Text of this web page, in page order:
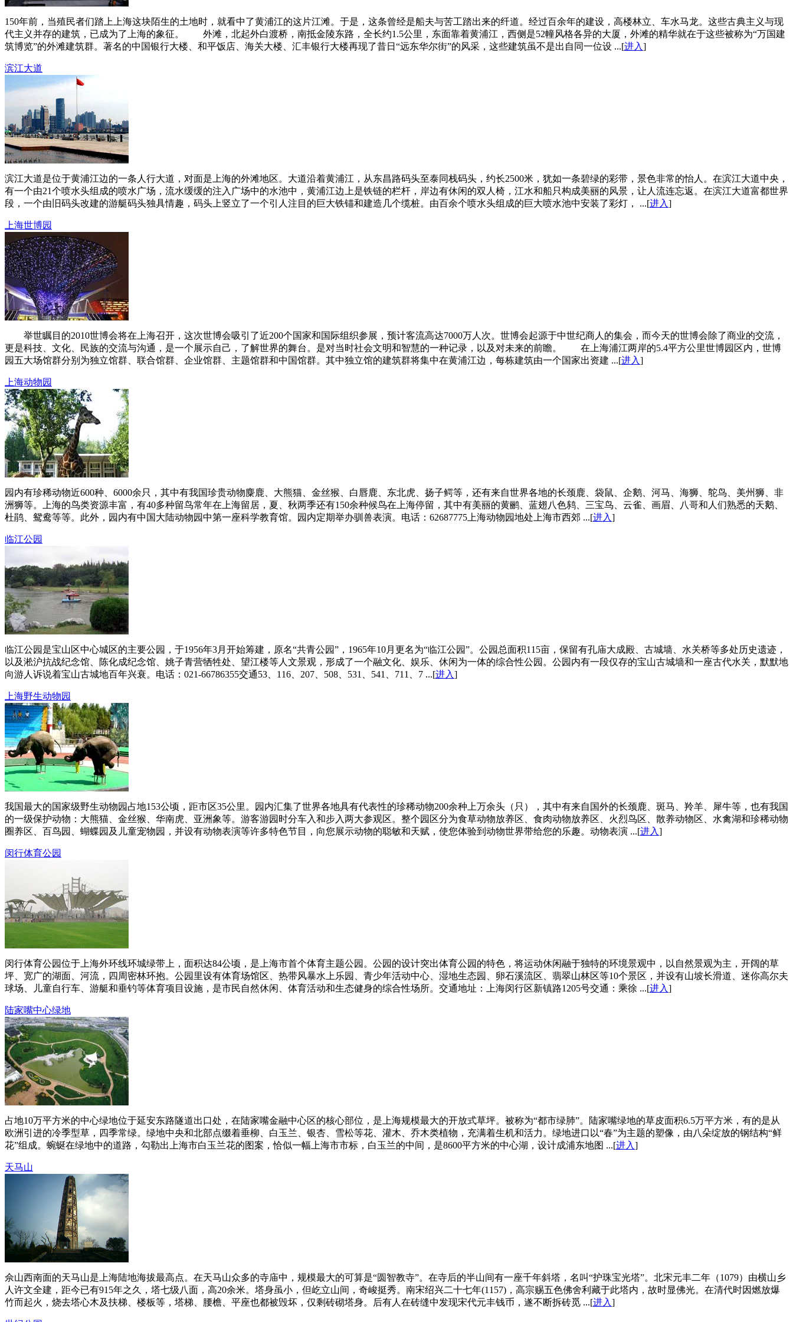
150年前，当殖民者们踏上上海这块陌生的土地时，就看中了黄浦江的这片江滩。于是，这条曾经是船夫与苦工踏出来的纤道。经过百余年的建设，高楼林立、车水马龙。这些古典主义与现
代主义并存的建筑，已成为了上海的象征。 外滩，北起外白渡桥，南抵金陵东路，全长约1.5公里，东面靠着黄浦江，西侧是52幢风格各异的大厦，外滩的精华就在于这些被称为“万国建
筑博览”的外滩建筑群。著名的中国银行大楼、和平饭店、海关大楼、汇丰银行大楼再现了昔日“远东华尔街”的风采，这些建筑虽不是出自同一位设 ...[进入]
滨江大道
滨江大道是位于黄浦江边的一条人行大道，对面是上海的外滩地区。大道沿着黄浦江，从东昌路码头至泰同栈码头，约长2500米，犹如一条碧绿的彩带，景色非常的怡人。在滨江大道中央，
有一个由21个喷水头组成的喷水广场，流水缓缓的注入广场中的水池中，黄浦江边上是铁链的栏杆，岸边有休闲的双人椅，江水和船只构成美丽的风景，让人流连忘返。在滨江大道富都世界
段，一个由旧码头改建的游艇码头独具情趣，码头上竖立了一个引人注目的巨大铁锚和建造几个缆桩。由百余个喷水头组成的巨大喷水池中安装了彩灯， ...[进入]
上海世博园
举世瞩目的2010世博会将在上海召开，这次世博会吸引了近200个国家和国际组织参展，预计客流高达7000万人次。世博会起源于中世纪商人的集会，而今天的世博会除了商业的交流，
更是科技、文化、民族的交流与沟通，是一个展示自己，了解世界的舞台。是对当时社会文明和智慧的一种记录，以及对未来的前瞻。 在上海浦江两岸的5.4平方公里世博园区内，世博
园五大场馆群分别为独立馆群、联合馆群、企业馆群、主题馆群和中国馆群。其中独立馆的建筑群将集中在黄浦江边，每栋建筑由一个国家出资建 ...[进入]
上海动物园
园内有珍稀动物近600种、6000余只，其中有我国珍贵动物麋鹿、大熊猫、金丝猴、白唇鹿、东北虎、扬子鳄等，还有来自世界各地的长颈鹿、袋鼠、企鹅、河马、海狮、鸵鸟、美州狮、非
洲狮等。上海的鸟类资源丰富，有40多种留鸟常年在上海留居，夏、秋两季还有150余种候鸟在上海停留，其中有美丽的黄鹂、蓝翅八色鸫、三宝鸟、云雀、画眉、八哥和人们熟悉的天鹅、
杜鹃、鸳鸯等等。此外，园内有中国大陆动物园中第一座科学教育馆。园内定期举办驯兽表演。电话：62687775上海动物园地处上海市西郊 ...[进入]
临江公园
临江公园是宝山区中心城区的主要公园，于1956年3月开始筹建，原名“共青公园”，1965年10月更名为“临江公园”。公园总面积115亩，保留有孔庙大成殿、古城墙、水关桥等多处历史遗迹，
以及淞沪抗战纪念馆、陈化成纪念馆、姚子青营牺牲处、望江楼等人文景观，形成了一个融文化、娱乐、休闲为一体的综合性公园。公园内有一段仅存的宝山古城墙和一座古代水关，默默地
向游人诉说着宝山古城地百年兴衰。电话：021-66786355交通53、116、207、508、531、541、711、7 ...[进入]
上海野生动物园
我国最大的国家级野生动物园占地153公顷，距市区35公里。园内汇集了世界各地具有代表性的珍稀动物200余种上万余头（只），其中有来自国外的长颈鹿、斑马、羚羊、犀牛等，也有我国
的一级保护动物：大熊猫、金丝猴、华南虎、亚洲象等。游客游园时分车入和步入两大参观区。整个园区分为食草动物放养区、食肉动物放养区、火烈鸟区、散养动物区、水禽湖和珍稀动物
圈养区、百鸟园、蝴蝶园及儿童宠物园，并设有动物表演等许多特色节目，向您展示动物的聪敏和天赋，使您体验到动物世界带给您的乐趣。动物表演 ...[进入]
闵行体育公园
闵行体育公园位于上海外环线环城绿带上，面积达84公顷，是上海市首个体育主题公园。公园的设计突出体育公园的特色，将运动休闲融于独特的环境景观中，以自然景观为主，开阔的草
坪、宽广的湖面、河流，四周密林环抱。公园里设有体育场馆区、热带风暴水上乐园、青少年活动中心、湿地生态园、卵石溪流区、翡翠山林区等10个景区，并设有山坡长滑道、迷你高尔夫
球场、儿童自行车、游艇和垂钓等体育项目设施，是市民自然休闲、体育活动和生态健身的综合性场所。交通地址：上海闵行区新镇路1205号交通：乘徐 ...[进入]
陆家嘴中心绿地
占地10万平方米的中心绿地位于延安东路隧道出口处，在陆家嘴金融中心区的核心部位，是上海规模最大的开放式草坪。被称为“都市绿肺”。陆家嘴绿地的草皮面积6.5万平方米，有的是从
欧洲引进的冷季型草，四季常绿。绿地中央和北部点缀着垂柳、白玉兰、银杏、雪松等花、灌木、乔木类植物，充满着生机和活力。绿地进口以“春”为主题的塑像，由八朵绽放的钢结构“鲜
花”组成。蜿蜒在绿地中的道路，勾勒出上海市白玉兰花的图案，恰似一幅上海市市标，白玉兰的中间，是8600平方米的中心湖，设计成浦东地图 ...[进入]
天马山
佘山西南面的天马山是上海陆地海拔最高点。在天马山众多的寺庙中，规模最大的可算是“圆智教寺”。在寺后的半山间有一座千年斜塔，名叫“护珠宝光塔”。北宋元丰二年（1079）由横山乡
人许文全建，距今已有915年之久，塔七级八面，高20余米。塔身虽小，但屹立山间，奇峻挺秀。南宋绍兴二十七年(1157)，高宗赐五色佛舍利藏于此塔内，故时显佛光。在清代时因燃放爆
竹而起火，烧去塔心木及扶梯、楼板等，塔梯、腰檐、平座也都被毁坏，仅剩砖砌塔身。后有人在砖缝中发现宋代元丰钱币，遂不断拆砖觅 ...[进入]